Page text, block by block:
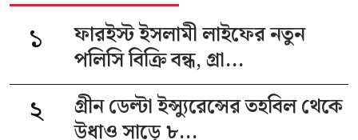
১
ফারইস্ট ইসলামী লাইফের নতুন
পলিসি বিক্রি বন্ধ, গ্রা...
২
গ্রীন ডেল্টা ইন্স্যুরেন্সের তহবিল থেকে
উধাও সাড়ে ৮...